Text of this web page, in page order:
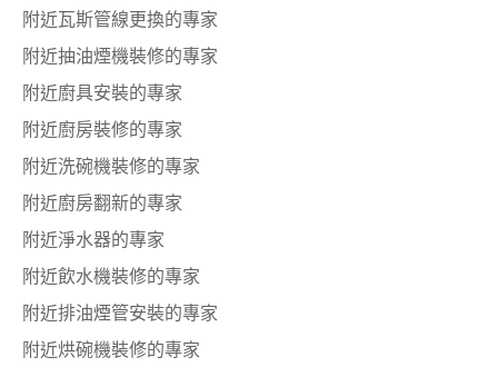
附近瓦斯管線更換的專家
附近抽油煙機裝修的專家
附近廚具安裝的專家
附近廚房裝修的專家
附近洗碗機裝修的專家
附近廚房翻新的專家
附近淨水器的專家
附近飲水機裝修的專家
附近排油煙管安裝的專家
附近烘碗機裝修的專家